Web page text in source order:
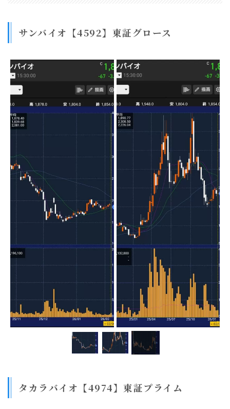
サンバイオ【4592】東証グロース
タカラバイオ【4974】東証プライム